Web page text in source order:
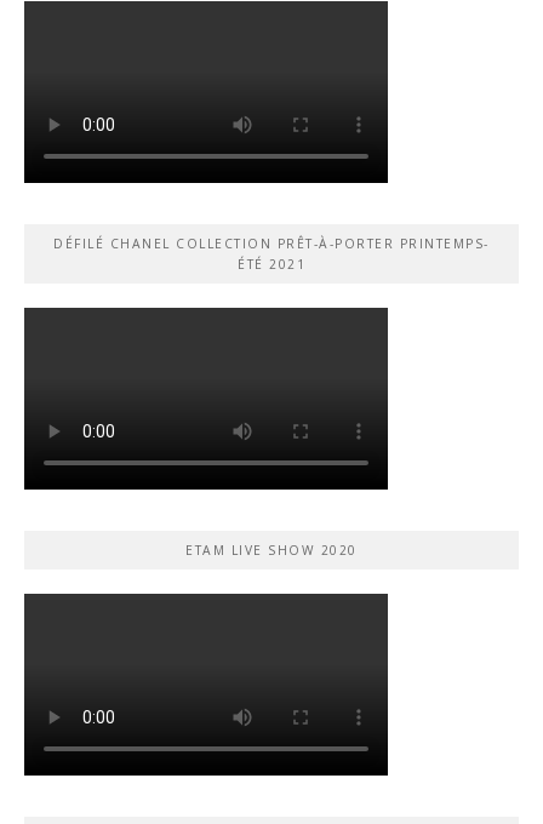
DÉFILÉ CHANEL COLLECTION PRÊT-À-PORTER PRINTEMPS-
ÉTÉ 2021
ETAM LIVE SHOW 2020